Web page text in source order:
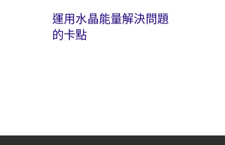
運用水晶能量解決問題
的卡點